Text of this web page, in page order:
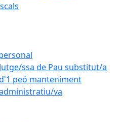
ssa de Pau substitut/a
peó manteniment
va